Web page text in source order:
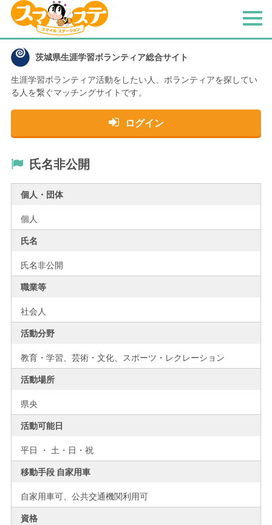
茨城県生涯学習ボランティア総合サイト
生涯学習ボランティア活動をしたい人、 ボランティアを探してい
る人を繋ぐマッチングサイトです。
ログイン
メ
氏名非公開
個人・団体
個人
氏名
氏名非公開
職業等
社会人
活動分野
教育・学習、芸術・文化、スポーツ・レクレーション
活動場所
県央
活動可能日
平日 ・ 土・日・祝
移動手段 自家用車
自家用車可、公共交通機関利用可
資格